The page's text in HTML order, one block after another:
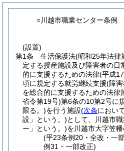
○川越市職業センター条例
(設置)
第1条
生活保護法(昭和25年法律
定する授産施設及び障害者の日
的に支援するための法律(平成
項に規定する就労継続支援(障
を総合的に支援するための法律
省令第19号)第6条の10第2号に
限る。)を行う施設(次条におい
設」という。)として、川越市
ー」という。)を川越市大字笠
(平23条例20・全改・一
例31・一部改正)